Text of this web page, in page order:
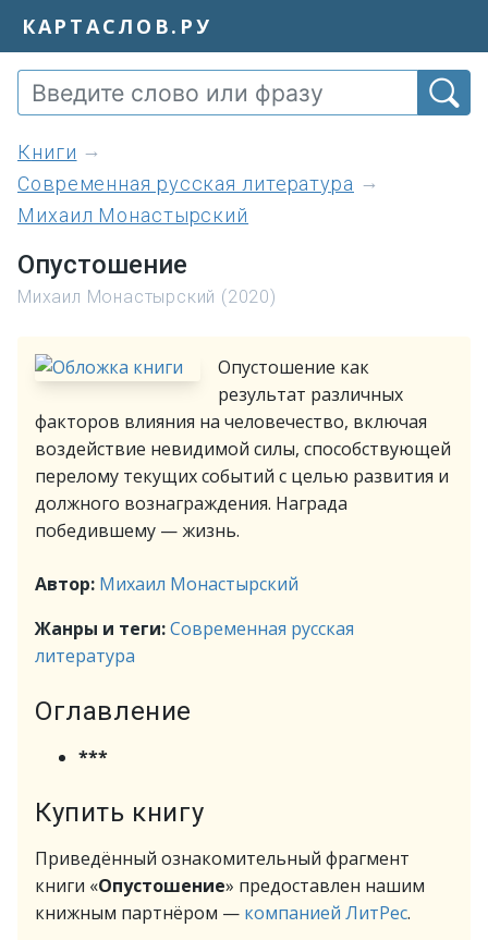
КАРТАСЛОВ.РУ
книги
Современная русская литература
Михаил Монастырский
Опустошение
Михаил Монастырский (2020)
Опустошение как
результат различных
факторов влияния на человечество, включая
воздействие невидимой силы, способствующей
перелому текущих событий с целью развития и
должного вознаграждения. Награда
победившему — жизнь.
Автор: Михаил Монастырский
Жанры и теги:Современная русская
литература
Оглавление
***
Купить книгу
Приведённый ознакомительный фрагмент
книги «Опустошение» предоставлен нашим
книжным партнёром — компанией ЛитРес.